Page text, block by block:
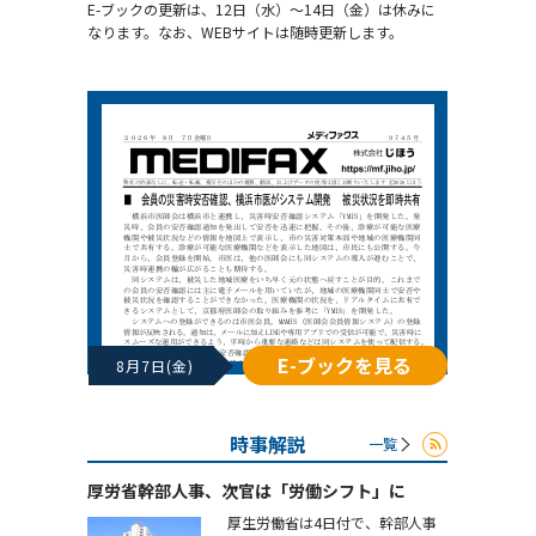
E-ブックの更新は、12日（水）～14日（金）は休みに
なります。なお、WEBサイトは随時更新します。
8月7日(金) E-ブックを見る
時事解説 一覧
厚労省幹部人事、次官は「労働シフト」に
厚生労働省は4日付で、幹部人事